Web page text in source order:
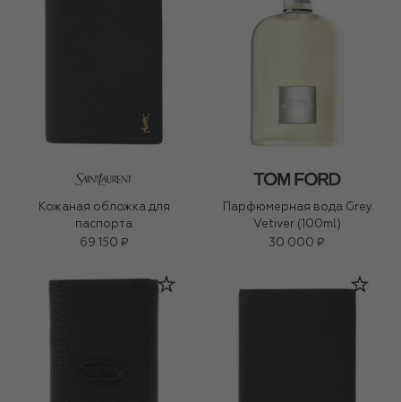
Кожаная обложка для
паспорта
69 150 ₽
Парфюмерная вода Grey
Vetiver (100ml)
30 000 ₽